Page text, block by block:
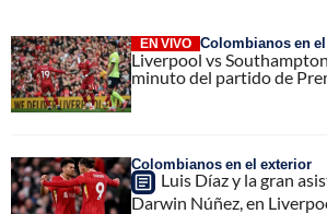
EN VIVO Colombianos en
Liverpool vs
minuto del partido de
Colombianos en el exterior
Luis Díaz y la gran
Darwin Núñez, en